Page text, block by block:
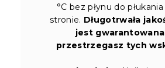
°C bez płynu do
stronie. Długotrwała
jest
przestrzegasz tych